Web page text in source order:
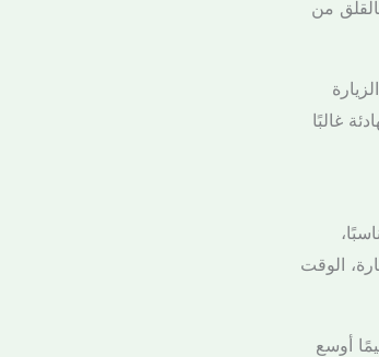
من
غالبًا
الوقت
أوسع